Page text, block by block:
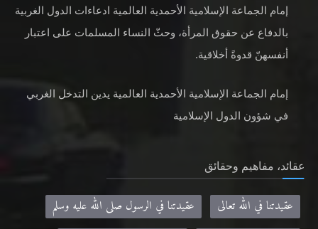
إمام الجماعة الإسلامية الأحمدية العالمية ادعاءات الدول الغربية
بالدفاع عن حقوق المرأة، وحثّ النساء المسلمات على اعتبار
أنفسهنّ قدوةً أخلاقية.
إمام الجماعة الإسلامية الأحمدية العالمية يدين التدخل الغربي
في شؤون الدول الإسلامية
عقائد، مفاهيم وحقائق
عقيدتنا في الله تعالى
عقيدتنا في الرسول صلى الله عليه وسلم